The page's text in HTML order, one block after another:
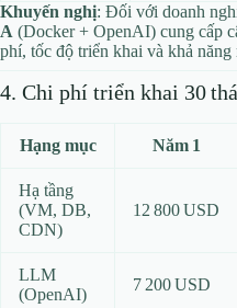
Khuyến nghị: Đối với doanh
A (Docker + OpenAI) cung cấp
phí, tốc độ triển khai và khả năng
4. Chi phí triển khai 30
Hạng mục Năm 1
Hạ tầng
(VM, DB,
CDN)
12 800 USD
LLM
(OpenAI)
7 200 USD